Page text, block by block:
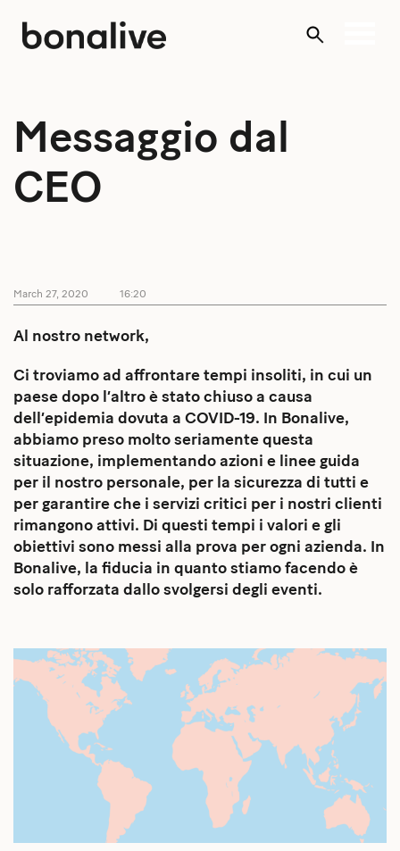
content
Messaggio dal
CEO
March 27, 2020 16:20
Al nostro network,
Ci troviamo ad affrontare tempi insoliti, in cui un
paese dopo l’altro è stato chiuso a causa
dell’epidemia dovuta a COVID-19. In Bonalive,
abbiamo preso molto seriamente questa
situazione, implementando azioni e linee guida
per il nostro personale, per la sicurezza di tutti e
per garantire che i servizi critici per i nostri clienti
rimangono attivi. Di questi tempi i valori e gli
obiettivi sono messi alla prova per ogni azienda. In
Bonalive, la fiducia in quanto stiamo facendo è
solo rafforzata dallo svolgersi degli eventi.